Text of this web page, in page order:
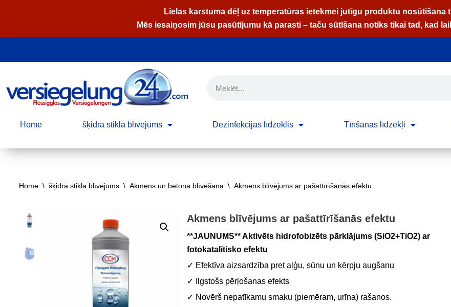
Lielas karstuma dēļ uz temperatūras ietekmei jutīgu produktu nosūtīšana
Mēs iesaiņosim jūsu pasūtījumu kā parasti – taču sūtīšana notiks tikai tad, kad
Home šķidrā stikla blīvējums Dezinfekcijas līdzeklis Tīrīšanas līdzekļi
Home \ šķidrā stikla blīvējums \ Akmens un betona blīvēšana \ Akmens blīvējums ar pašattīrīšanās efektu
Akmens blīvējums ar pašattīrīšanās efektu
**JAUNUMS**Aktivēts hidrofobizēts pārklājums (SiO2+TiO2) ar
fotokatalītisko efektu
✓ Efektīva aizsardzība pret aļģu, sūnu un ķērpju augšanu
✓ Ilgstošs pērļošanas efekts
✓ Novērš nepatīkamu smaku (piemēram, urīna) rašanos.